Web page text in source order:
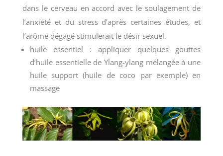
dans le cerveau en accord avec le soulagement de
l’anxiété et du stress d’après certaines études, et
l’arôme dégagé stimulerait le désir sexuel.
huile essentiel : appliquer quelques gouttes
d’huile essentielle de Ylang-ylang mélangée à une
huile support (huile de coco par exemple) en
massage